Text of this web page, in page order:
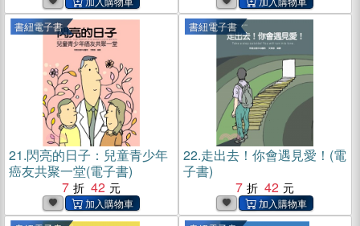
書紐電子書
21.閃亮的日子：兒童青少年
癌友共聚一堂(電子書)
7
42
書紐電子書
22.走出去！你會遇見愛！(電
子書)
7
42